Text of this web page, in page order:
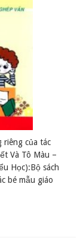
riêng của tác
Và Tô Màu –
Học):Bộ sách
bé mẫu giáo